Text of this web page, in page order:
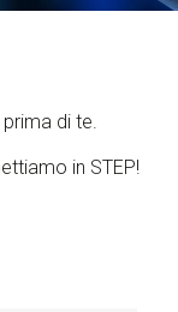
di te.
in STEP!